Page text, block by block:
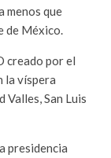
menos que
de México.
creado por el
la víspera
Valles, San Luis
presidencia